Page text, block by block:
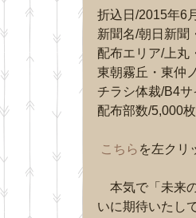
トレーニング」の
日程について
プロ
チコ
さい。
折込日/2015年6
新聞名/朝日新聞
配布エリア/上丸
東朝霧丘・東仲
チラシ体裁/B4
配布部数/5,000
こちら を左クリ
本気で「未来
いに期待いたし